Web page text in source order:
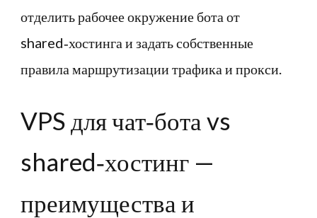
отделить рабочее окружение бота от
shared‑хостинга и задать собственные
правила маршрутизации трафика и прокси.
VPS для чат‑бота vs
shared‑хостинг —
преимущества и